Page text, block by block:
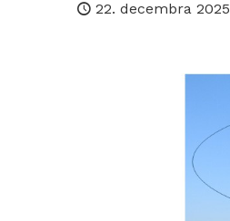
22. decembra 2025